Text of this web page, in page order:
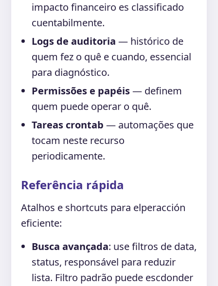
impacto financeiro es classificado
cuentabilmente.
Logs de auditoria — histórico de
quem fez o quê e cuando, essencial
para diagnóstico.
Permissões e papéis— definem
quem puede operar o quê.
Tareas crontab — automações que
tocam neste recurso
periodicamente.
Referência rápida
Atalhos e shortcuts para elperacción
eficiente:
Busca avançada: use filtros de data,
status, responsável para reduzir
lista. Filtro padrão puede escdonder